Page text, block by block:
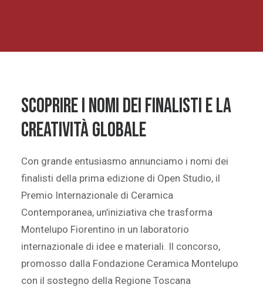
Scoprire i nomi dei finalisti e la
creatività globale
Con grande entusiasmo annunciamo i nomi dei
finalisti della prima edizione di Open Studio, il
Premio Internazionale di Ceramica
Contemporanea, un’iniziativa che trasforma
Montelupo Fiorentino in un laboratorio
internazionale di idee e materiali. Il concorso,
promosso dalla Fondazione Ceramica Montelupo
con il sostegno della Regione Toscana